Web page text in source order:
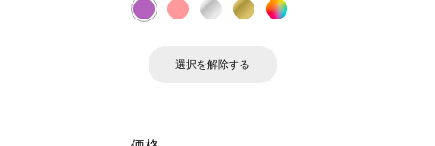
選択を解除する